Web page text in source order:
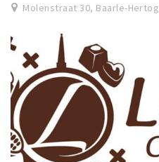
Molenstraat 30, Baarle-Hertog